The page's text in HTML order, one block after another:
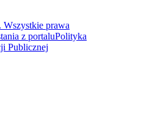
prawa
z portaluPolityka
Publicznej